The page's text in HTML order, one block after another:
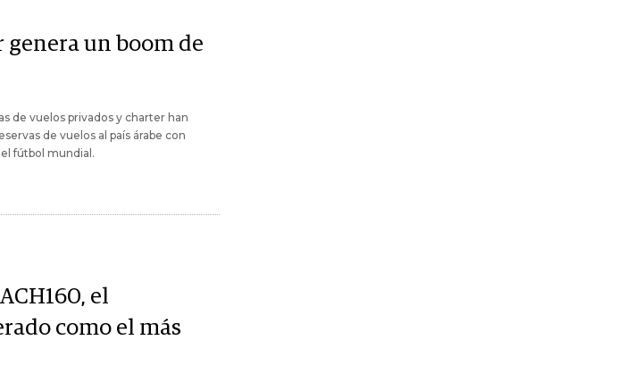
un boom de
de vuelos privados y charter han
de vuelos al país árabe con
fútbol mundial.
el
como el más